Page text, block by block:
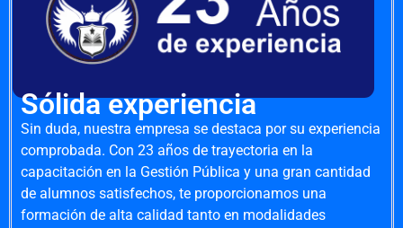
Sólida experiencia
Sin duda, nuestra empresa se destaca por su experiencia
comprobada. Con 23 años de trayectoria en la
capacitación en la Gestión Pública y una gran cantidad
de alumnos satisfechos, te proporcionamos una
formación de alta calidad tanto en modalidades